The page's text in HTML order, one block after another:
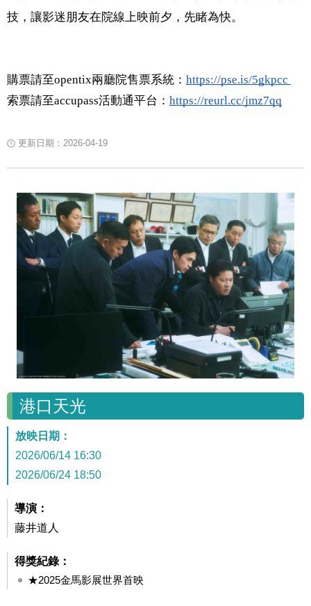
技，讓影迷朋友在院線上映前夕，先睹為快。
購票請至opentix兩廳院售票系統： https://pse.is/5gkpcc
索票請至accupass活動通平台： https://reurl.cc/jmz7qq
更新日期：2026-04-19
港口天光
放映日期：
2026/06/14 16:30
2026/06/24 18:50
導演：
藤井道人
得獎紀錄：
★2025金馬影展世界首映